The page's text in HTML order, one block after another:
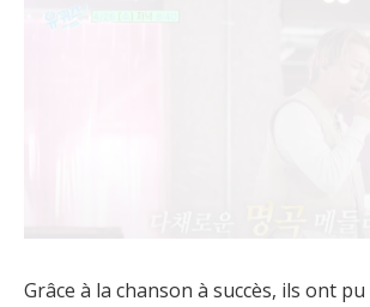
Grâce à la chanson à succès, ils ont